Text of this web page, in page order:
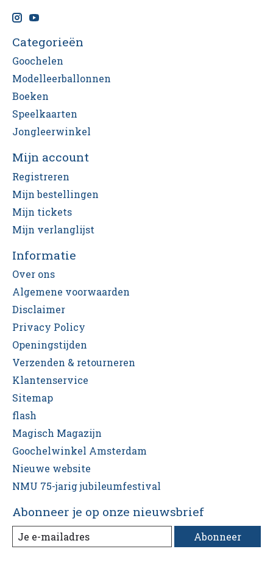
Categorieën
Goochelen
Modelleerballonnen
Boeken
Speelkaarten
Jongleerwinkel
Mijn account
Registreren
Mijn bestellingen
Mijn tickets
Mijn verlanglijst
Informatie
Over ons
Algemene voorwaarden
Disclaimer
Privacy Policy
Openingstijden
Verzenden & retourneren
Klantenservice
Sitemap
flash
Magisch Magazijn
Goochelwinkel Amsterdam
Nieuwe website
NMU 75-jarig jubileumfestival
Abonneer je op onze nieuwsbrief
Abonneer